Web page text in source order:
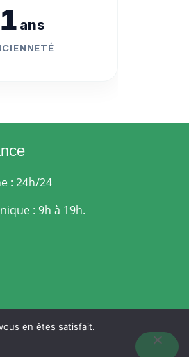
1 ans
: 24h/24
: 9h à 19h.
en êtes satisfait.